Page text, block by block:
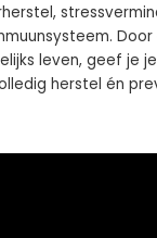
leven, geef je
herstel én